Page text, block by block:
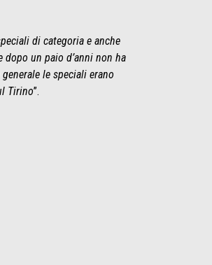
di categoria e anche
dopo un paio d’anni non ha
le speciali erano
Tirino”.